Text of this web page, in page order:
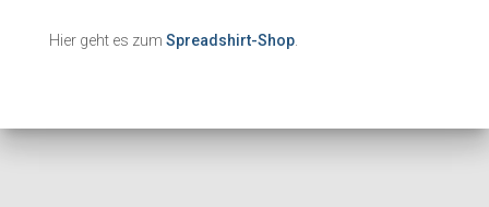
Hier geht es zum Spreadshirt-Shop